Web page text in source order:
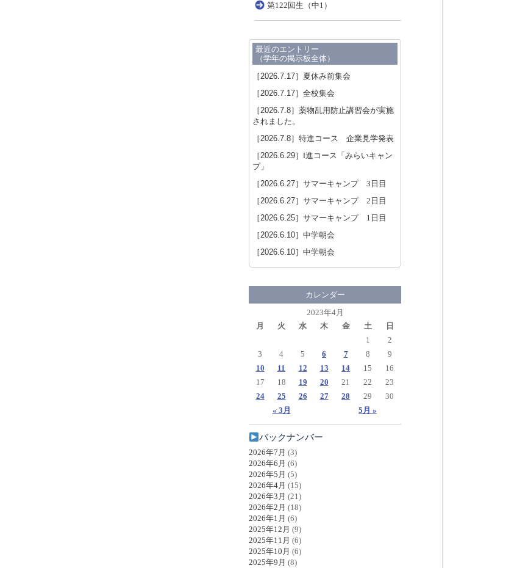
第122回生（中1）
最近のエントリー
（学年の掲示板全体）
［2026.7.17］ 夏休み前集会
［2026.7.17］ 全校集会
［2026.7.8］ 薬物乱用防止講習会が実施
されました。
［2026.7.8］ 特進コース 企業見学発表
［2026.6.29］ Ⅰ進コース「みらいキャン
プ」
［2026.6.27］ サマーキャンプ 3日目
［2026.6.27］ サマーキャンプ 2日目
［2026.6.25］ サマーキャンプ 1日目
［2026.6.10］ 中学朝会
［2026.6.10］ 中学朝会
カレンダー
2023年4月
月
火 水 木 金 土 日
« 3月 5月 »
1
2
3
4 5 6 7 8
9
10
11 12 13 14 15
16
17
18 19 20 21 22
23
24
25 26 27 28 29 30
バックナンバー
2026年7月 (3)
2026年6月 (6)
2026年5月 (5)
2026年4月 (15)
2026年3月 (21)
2026年2月 (18)
2026年1月 (6)
2025年12月 (9)
2025年11月 (6)
2025年10月 (6)
2025年9月 (8)